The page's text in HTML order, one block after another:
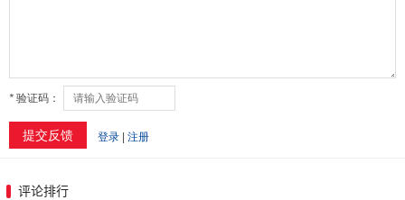
评论排行